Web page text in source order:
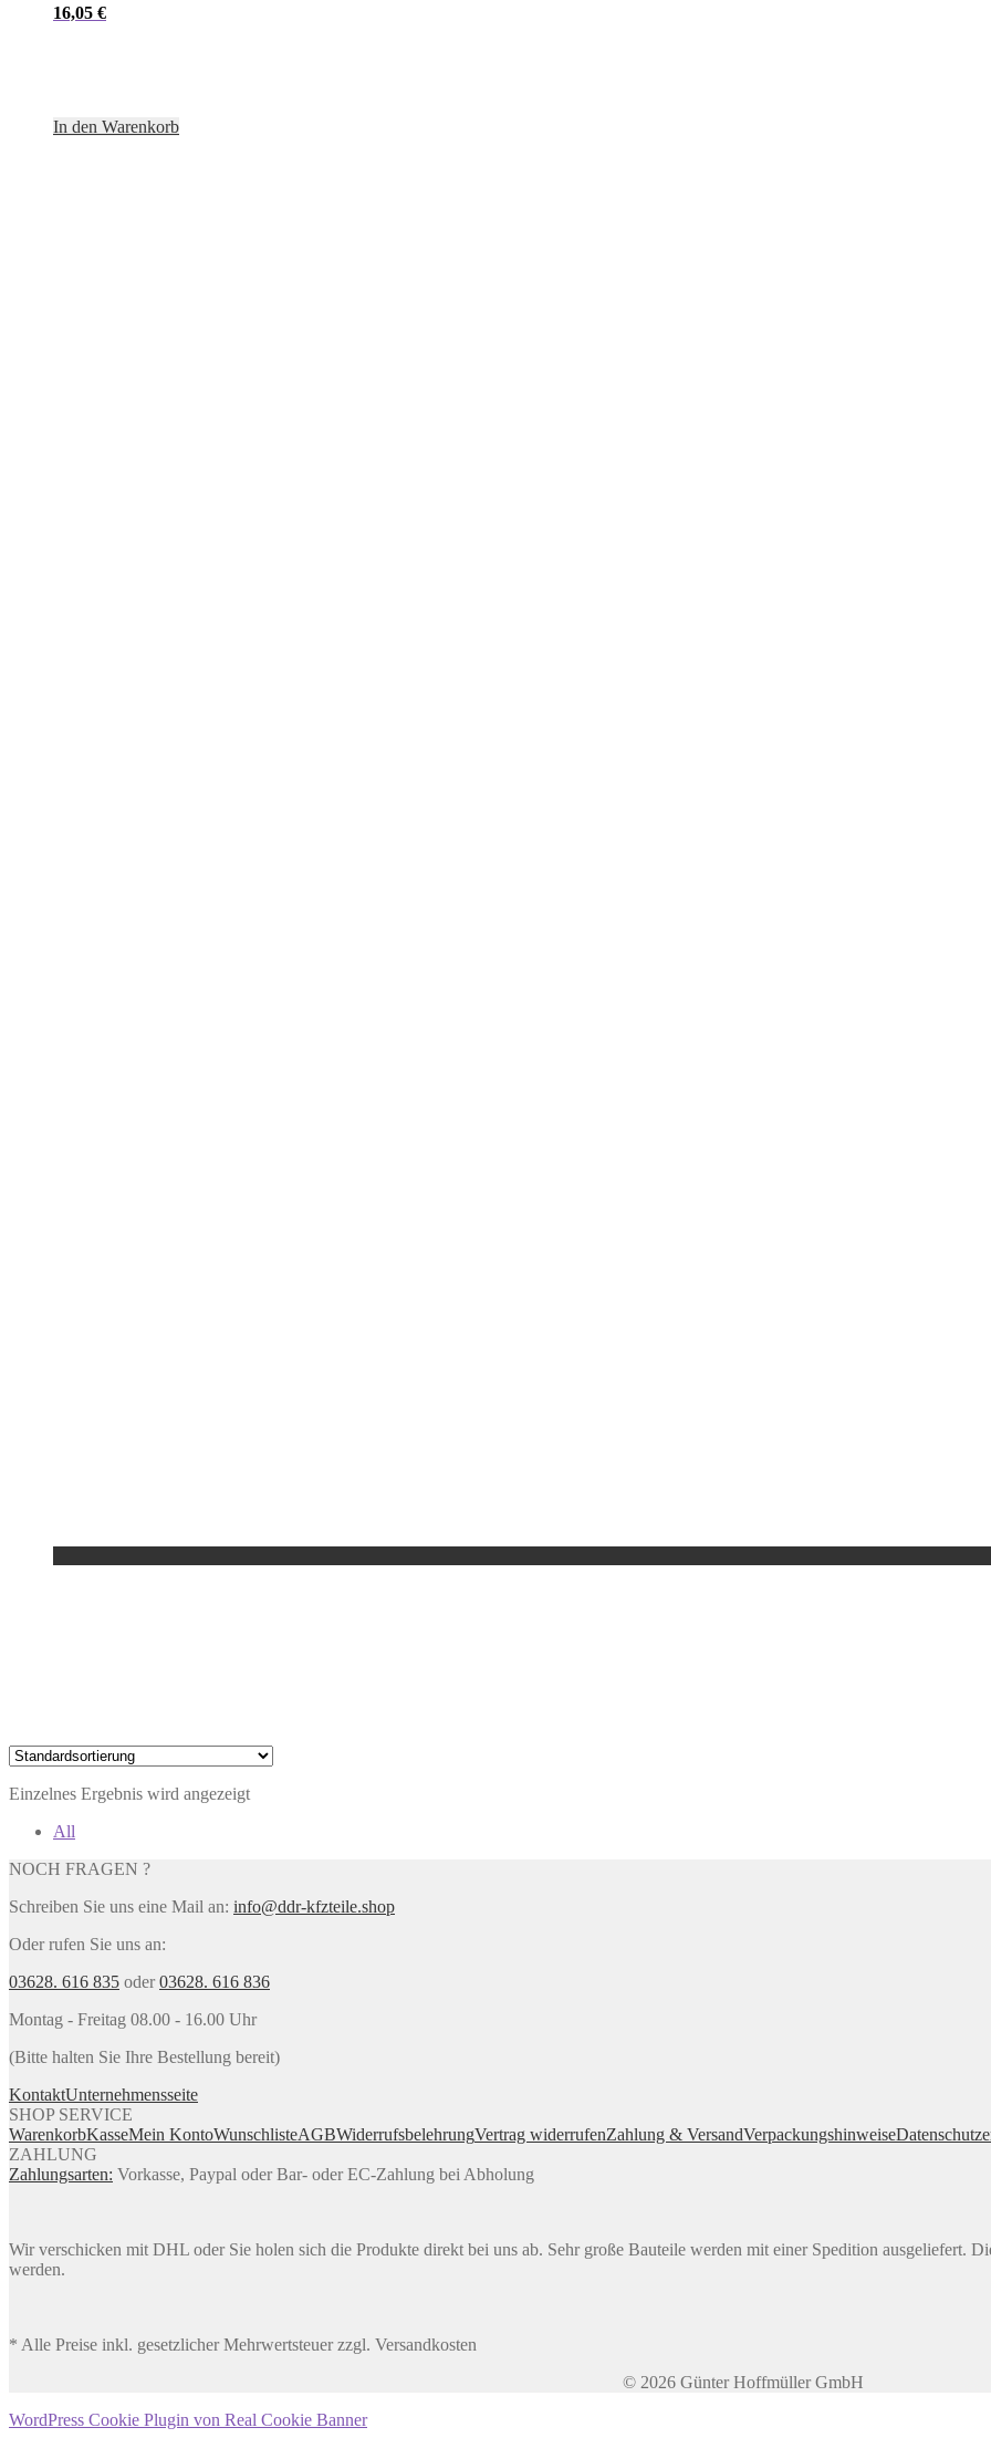
16,05 €
In den Warenkorb
Einzelnes Ergebnis wird angezeigt
All
NOCH FRAGEN ?
Schreiben Sie uns eine Mail an: info@ddr-kfzteile.shop
Oder rufen Sie uns an:
03628. 616 835 oder03628. 616 836
Montag - Freitag 08.00 - 16.00 Uhr
(Bitte halten Sie Ihre Bestellung bereit)
KontaktUnternehmensseite
SHOP SERVICE
WarenkorbKasseMein KontoWunschlisteAGBWiderrufsbelehrungVertrag widerrufenZahlung & VersandVerpackungshinweise
ZAHLUNG
Zahlungsarten: Vorkasse, Paypal oder Bar- oder EC-Zahlung bei Abholung
Wir verschicken mit DHL oder Sie holen sich die Produkte direkt bei uns ab. Sehr große Bauteile werden mit einer Spedition ausgeliefert.
werden.
* Alle Preise inkl. gesetzlicher Mehrwertsteuer zzgl. Versandkosten
© 2026 Günter Hoffmüller GmbH
WordPress Cookie Plugin von Real Cookie Banner